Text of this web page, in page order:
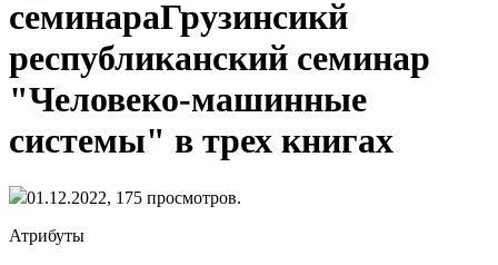
семинараГрузинсикй
республиканский семинар
"Человеко-машинные
системы" в трех книгах
01.12.2022, 175 просмотров.
Атрибуты